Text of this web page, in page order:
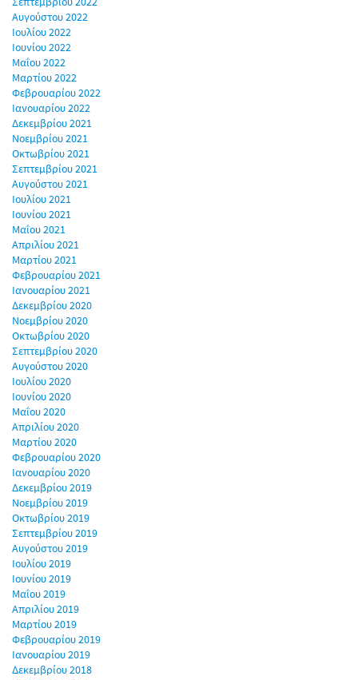
Αυγούστου 2022
Ιουλίου 2022
Ιουνίου 2022
Μαΐου 2022
Μαρτίου 2022
Φεβρουαρίου 2022
Ιανουαρίου 2022
Δεκεμβρίου 2021
Νοεμβρίου 2021
Οκτωβρίου 2021
Σεπτεμβρίου 2021
Αυγούστου 2021
Ιουλίου 2021
Ιουνίου 2021
Μαΐου 2021
Απριλίου 2021
Μαρτίου 2021
Φεβρουαρίου 2021
Ιανουαρίου 2021
Δεκεμβρίου 2020
Νοεμβρίου 2020
Οκτωβρίου 2020
Σεπτεμβρίου 2020
Αυγούστου 2020
Ιουλίου 2020
Ιουνίου 2020
Μαΐου 2020
Απριλίου 2020
Μαρτίου 2020
Φεβρουαρίου 2020
Ιανουαρίου 2020
Δεκεμβρίου 2019
Νοεμβρίου 2019
Οκτωβρίου 2019
Σεπτεμβρίου 2019
Αυγούστου 2019
Ιουλίου 2019
Ιουνίου 2019
Μαΐου 2019
Απριλίου 2019
Μαρτίου 2019
Φεβρουαρίου 2019
Ιανουαρίου 2019
Δεκεμβρίου 2018